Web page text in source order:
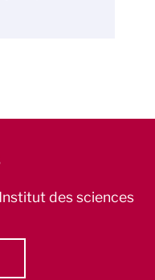
des sciences